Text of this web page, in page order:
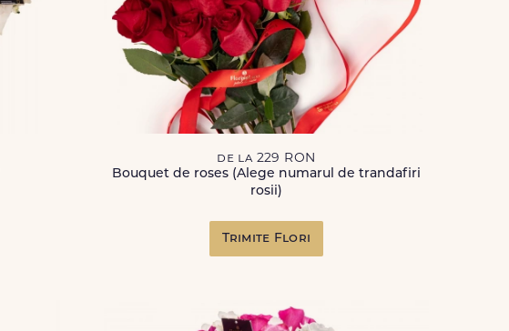
de la 229 RON
Bouquet de roses (Alege numarul de trandafiri
rosii)
Trimite Flori